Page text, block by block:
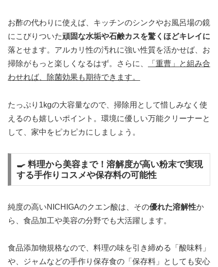
お酢の代わりに使えば、キッチンのシンクやお風呂場の鏡
にこびりついた頑固な水垢や石鹸カスを驚くほどキレイに
落とせます。アルカリ性の汚れに強い性質を活かせば、お
掃除がもっと楽しくなるはず。さらに、
「重曹」と組み合
わせれば、除菌効果も期待できます。
たっぷり1kgの大容量なので、掃除用として惜しみなく使
えるのも嬉しいポイント。環境に優しい万能クリーナーと
して、家中をピカピカにしましょう。
🍳 料理から美容まで！溶解度が高い粉末で実現
する手作りコスメや保存料の可能性
純度の高いNICHIGAのクエン酸は、その優れた溶解性か
ら、食品加工や美容の分野でも大活躍します。
食品添加物規格なので、料理の味を引き締める「酸味料」
や、ジャムなどの手作り保存食の「保存料」としても安心